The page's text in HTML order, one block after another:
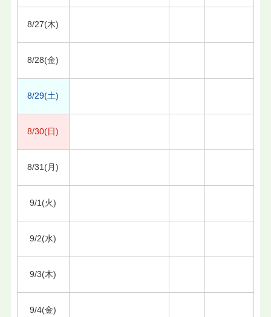
8/27(木)
8/28(金)
8/29(土)
8/30(日)
8/31(月)
9/1(火)
9/2(水)
9/3(木)
9/4(金)